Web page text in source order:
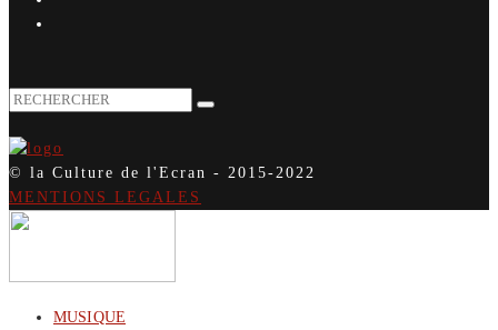
© la Culture de l'Ecran - 2015-2022
MENTIONS LEGALES
MUSIQUE